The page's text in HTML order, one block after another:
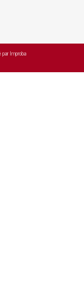
par Improba